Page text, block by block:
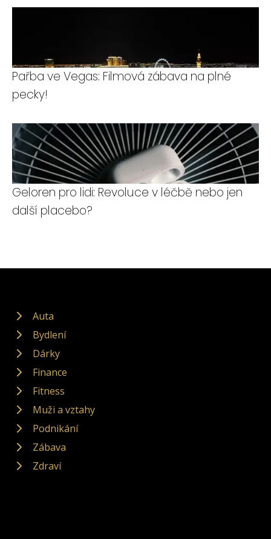
Pařba ve Vegas: Filmová zábava na plné
pecky!
Geloren pro lidi: Revoluce v léčbě nebo jen
další placebo?
Auta
Bydlení
Dárky
Finance
Fitness
Muži a vztahy
Podnikání
Zábava
Zdraví